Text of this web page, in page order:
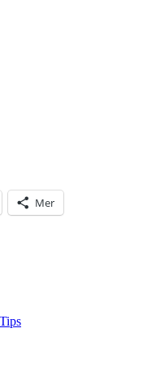
Mer
Tips